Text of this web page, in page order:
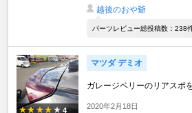
越後のおや爺
パーツレビュー総投稿数：238
4
マツダ デミオ
ガレージベリーのリアスポ
2020年2月18日